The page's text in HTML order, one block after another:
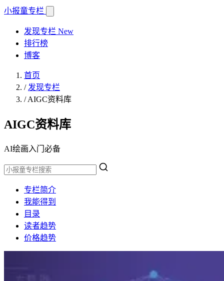
小报童专栏
发现专栏 New
排行榜
博客
首页
/ 发现专栏
/AIGC资料库
AIGC资料库
AI绘画入门必备
专栏简介
我能得到
目录
读者趋势
价格趋势